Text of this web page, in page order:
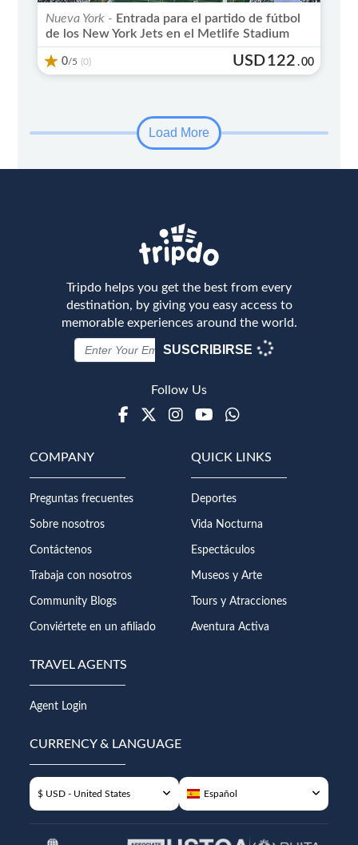
Nueva York - Entrada para el partido de fútbol
de los New York Jets en el Metlife Stadium
0/5 (0) USD122 .00
Load More
Tripdo helps you get the best from every
destination, by giving you easy access to
memorable experiences around the world.
SUSCRIBIRSE
Follow Us
Facebook
TwitterInstagramYoutube
WhatsApp
COMPANY
Preguntas frecuentes
Sobre nosotros
Contáctenos
Trabaja con nosotros
Community Blogs
Conviértete en un afiliado
QUICK LINKS
Deportes
Vida Nocturna
Espectáculos
Museos y Arte
Tours y Atracciones
Aventura Activa
TRAVEL AGENTS
Agent Login
CURRENCY & LANGUAGE
$ USD - United States Español